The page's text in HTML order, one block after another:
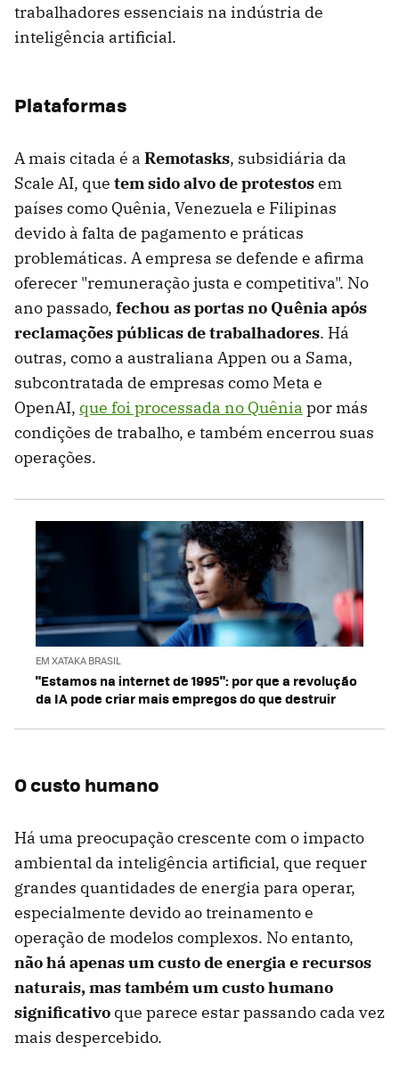
trabalhadores essenciais na indústria de
inteligência artificial.
Plataformas
A mais citada é a Remotasks, subsidiária da
Scale AI, que tem sido alvo de protestosem
países como Quênia, Venezuela e Filipinas
devido à falta de pagamento e práticas
problemáticas. A empresa se defende e afirma
oferecer "remuneração justa e competitiva". No
ano passado, fechou as portas no Quênia após
reclamações públicas de trabalhadores. Há
outras, como a australiana Appen ou a Sama,
subcontratada de empresas como Meta e
OpenAI, que foi processada no Quênia por más
condições de trabalho, e também encerrou suas
operações.
EM XATAKA BRASIL
"Estamos na internet de 1995": por que a revolução
da IA pode criar mais empregos do que destruir
O custo humano
Há uma preocupação crescente com o impacto
ambiental da inteligência artificial, que requer
grandes quantidades de energia para operar,
especialmente devido ao treinamento e
operação de modelos complexos. No entanto,
não há apenas um custo de energia e recursos
naturais, mas também um custo humano
significativo que parece estar passando cada vez
mais despercebido.